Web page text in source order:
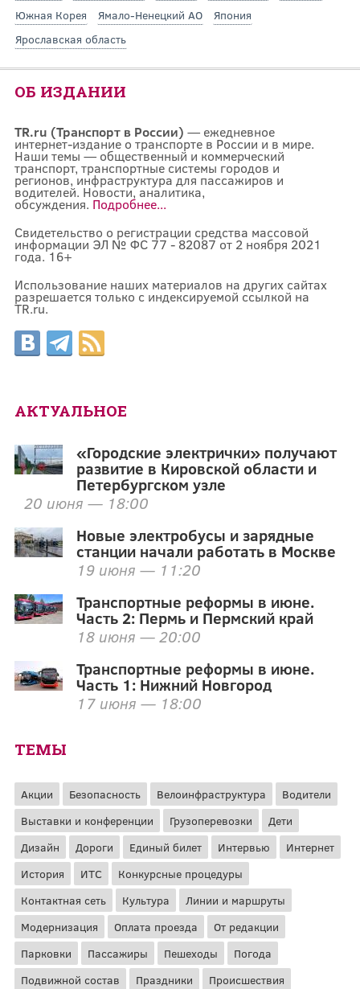
Южная Корея
Ямало-Ненецкий АО
Япония
Ярославская область
ОБ ИЗДАНИИ
TR.ru (Транспорт в России) — ежедневное
интернет-издание о транспорте в России и в мире.
Наши темы — общественный и коммерческий
транспорт, транспортные системы городов и
регионов, инфраструктура для пассажиров и
водителей. Новости, аналитика,
обсуждения. Подробнее...
Свидетельство о регистрации средства массовой
информации ЭЛ № ФС 77 - 82087 от 2 ноября 2021
года. 16+
Использование наших материалов на других сайтах
разрешается только с индексируемой ссылкой на
TR.ru.
АКТУАЛЬНОЕ
«Городские электрички» получают
развитие в Кировской области и
Петербургском узле
20 июня — 18:00
Новые электробусы и зарядные
станции начали работать в Москве
19 июня — 11:20
Транспортные реформы в июне.
Часть 2: Пермь и Пермский край
18 июня — 20:00
Транспортные реформы в июне.
Часть 1: Нижний Новгород
17 июня — 18:00
ТЕМЫ
Акции Безопасность Велоинфраструктура
Водители
Выставки и конференции
Грузоперевозки
Дети
Дизайн
Дороги Единый билет Интервью
Интернет
История
ИТС
Конкурсные процедуры
Контактная сеть
Культура
Линии и маршруты
Модернизация
Оплата проезда
От редакции
Парковки
Пассажиры Пешеходы
Погода
Подвижной состав
Праздники Происшествия